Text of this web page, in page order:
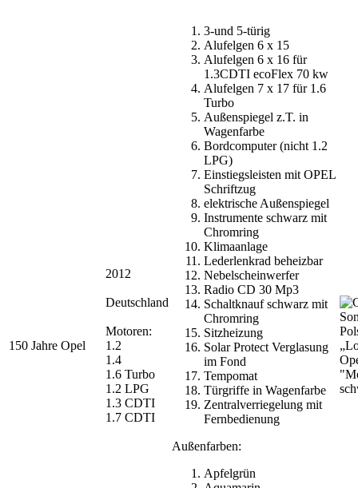
150 Jahre Opel
2012
Deutschland
Motoren:
1.2
1.4
1.6 Turbo
1.2 LPG
1.3 CDTI
1.7 CDTI
3-und 5-türig
Alufelgen 6 x 15
Alufelgen 6 x 16 für
1.3CDTI ecoFlex 70 kw
Alufelgen 7 x 17 für 1.6
Turbo
Außenspiegel z.T. in
Wagenfarbe
Bordcomputer (nicht 1.2
LPG)
Einstiegsleisten mit OPEL
Schriftzug
elektrische Außenspiegel
Instrumente schwarz mit
Chromring
Klimaanlage
Lederlenkrad beheizbar
Nebelscheinwerfer
Radio CD 30 Mp3
Schaltknauf schwarz mit
Chromring
Sitzheizung
Solar Protect Verglasung
im Fond
Tempomat
Türgriffe in Wagenfarbe
Zentralverriegelung mit
Fernbedienung
Außenfarben:
Apfelgrün